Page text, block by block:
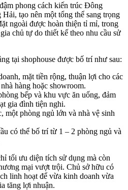
phong cách kiến trúc Đông
tạo nên một tổng thể sang trọng
ngoài được hoàn thiện tỉ mỉ, trong
chủ tự do thiết kế theo nhu cầu sử
tại shophouse được bố trí như sau:
mặt tiền rộng, thuận lợi cho các
hàng hoặc showroom.
bếp và khu vực ăn uống, đảm
gia đình tiện nghi.
một phòng ngủ lớn và nhà vệ sinh
có thể bố trí từ 1 – 2 phòng ngủ và
tối ưu diện tích sử dụng mà còn
mại vượt trội. Chủ sở hữu có
linh hoạt để vừa kinh doanh vừa
tăng lợi nhuận.